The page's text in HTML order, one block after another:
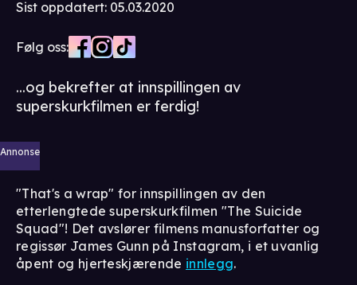
Sist oppdatert: 05.03.2020
Følg oss:
...og bekrefter at innspillingen av
superskurkfilmen er ferdig!
Annonse
"That's a wrap" for innspillingen av den
etterlengtede superskurkfilmen "The Suicide
Squad"! Det avslører filmens manusforfatter og
regissør James Gunn på Instagram, i et uvanlig
åpent og hjerteskjærende innlegg.